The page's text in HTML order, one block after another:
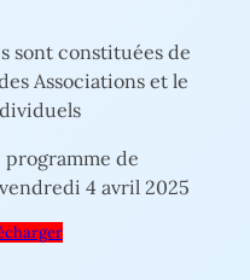
sont constituées de
Associations et le
de
4 avril 2025